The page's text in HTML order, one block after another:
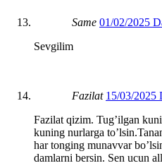
Same 01/02/2025
Sevgilim
Fazilat 15/03/2025
Fazilat qizim. Tug’ilgan
kuning nurlarga
har tonging munavvar
damlarni bersin. Sen ucun